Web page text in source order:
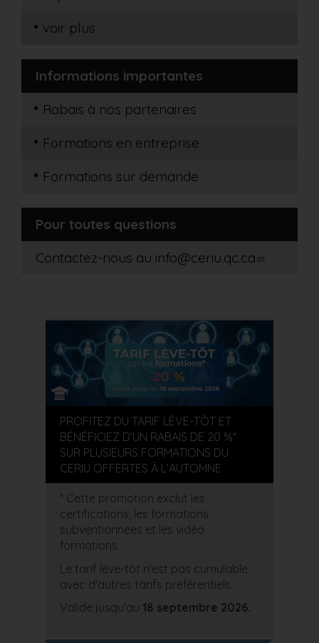
voir plus
Informations importantes
Rabais à nos partenaires
Formations en entreprise
Formations sur demande
Pour toutes questions
Contactez-nous au info@ceriu.qc.ca
PROFITEZ DU TARIF LÈVE-TÔT ET
BÉNÉFICIEZ D’UN RABAIS DE 20 %*
SUR PLUSIEURS FORMATIONS DU
CERIU OFFERTES À L’AUTOMNE
* Cette promotion exclut les
certifications, les formations
subventionnées et les vidéo
formations.
Le tarif lève-tôt n'est pas cumulable
avec d'autres tarifs préférentiels.
Valide jusqu'au 18 septembre 2026.